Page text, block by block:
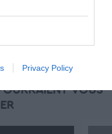
Privacy Policy
VOUS